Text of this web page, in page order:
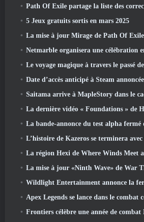
Path Of Exile partage la liste des correctifs en cours
5 Jeux gratuits sortis en mars 2025
La mise à jour Mirage de Path Of
Netmarble organisera une célébration en personne à Los Angeles. Avant les sept
Le voyage magique à travers le passé de la région d'Hexi commence là où
Date d’accès anticipé à Steam annoncée pour
Saitama arrive à MapleStory dans le cadre d'un événement de
La dernière vidéo « Foundations » de HEAT explique comment les agents et
La bande-annonce du test alpha fermé de Last Paradise nous rappelle à quoi ressemble
L’histoire de Kazeros se terminera avec la mise à jour
La région Hexi de Where Winds Meet a toujours ce que les joueurs aiment
La mise à jour «Ninth Wave» de War Thunder
Wildlight Entertainment annonce la fermeture du
Apex Legends se lance dans le combat contre l'univers Gundam dans
Frontiers célèbre une année de combat Mech avec des